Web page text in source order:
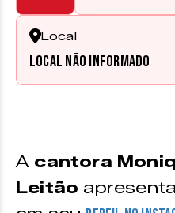
Local
Local não informado
A cantora
Leitão